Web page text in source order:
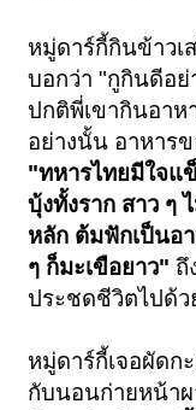
หมู่ดาร์กี้กินข้าวเ
บอกว่า "กูกินดีอย่
ปกติพี่เขากินอาห
อย่างนั้น อาหารข
"ทหารไทยมีใจแ
บุ้งทั้งราก สาว ๆ
หลัก ต้มฟักเป็นอ
ๆ ก็มะเขือยาว" ถึ
ประชดชีวิตไปด้ว
หมู่ดาร์กี้เจอผัดก
กับนอนก่ายหน้า